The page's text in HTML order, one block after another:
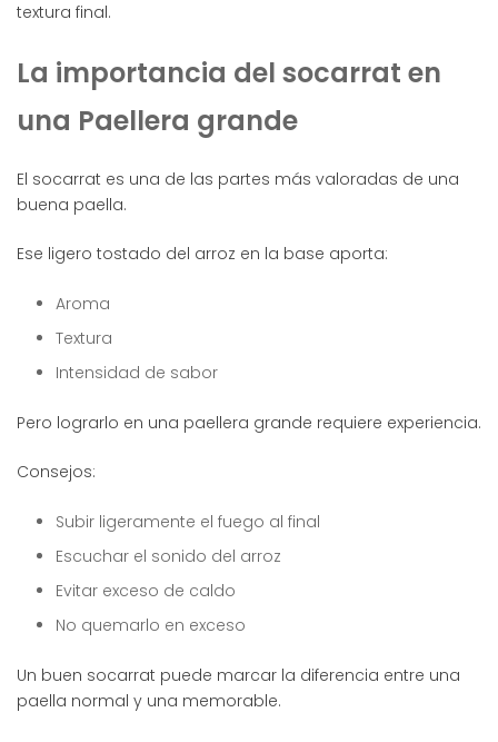
textura final.
La importancia del socarrat en
una Paellera grande
El socarrat es una de las partes más valoradas de una
buena paella.
Ese ligero tostado del arroz en la base aporta:
Aroma
Textura
Intensidad de sabor
Pero lograrlo en una paellera grande requiere experiencia.
Consejos:
Subir ligeramente el fuego al final
Escuchar el sonido del arroz
Evitar exceso de caldo
No quemarlo en exceso
Un buen socarrat puede marcar la diferencia entre una
paella normal y una memorable.